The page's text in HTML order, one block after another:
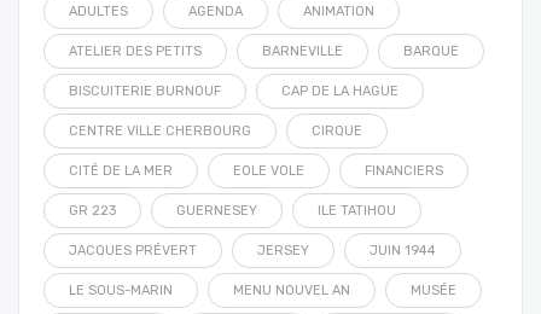
ADULTES AGENDA ANIMATION
ATELIER DES PETITS BARNEVILLE BARQUE
BISCUITERIE BURNOUF CAP DE LA HAGUE
CENTRE VILLE CHERBOURG CIRQUE
CITÉ DE LA MER EOLE VOLE FINANCIERS
GR 223 GUERNESEY ILE TATIHOU
JACQUES PRÉVERT JERSEY JUIN 1944
LE SOUS-MARIN MENU NOUVEL AN MUSÉE